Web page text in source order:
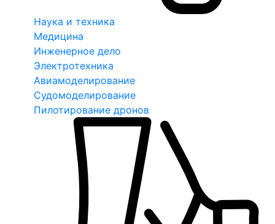
Наука и техника
Медицина
Инженерное дело
Электротехника
Авиамоделирование
Судомоделирование
Пилотирование дронов